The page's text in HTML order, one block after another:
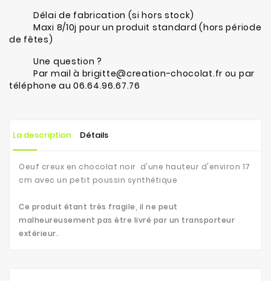
Délai de fabrication (si hors stock)
Maxi 8/10j pour un produit standard (hors période
de fêtes)
Une question ?
Par mail à brigitte@creation-chocolat.fr ou par
téléphone au 06.64.96.67.76
La description Détails
Oeuf creux en chocolat noir d'une hauteur d'environ 17
cm avec un petit poussin synthétique
Ce produit étant très fragile, il ne peut
malheureusement pas être livré par un transporteur
extérieur.